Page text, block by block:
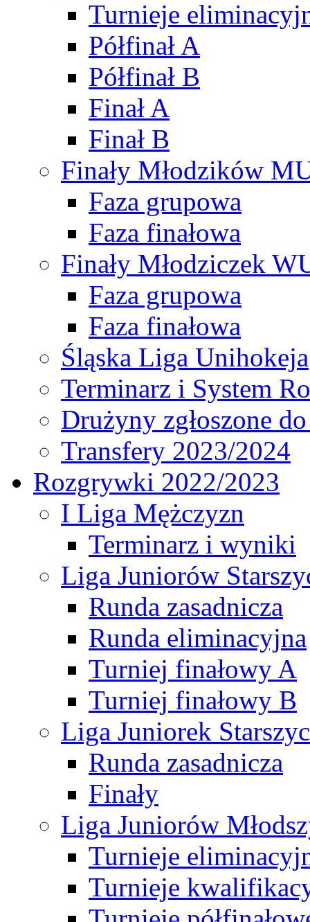
Turnieje
Półfinał A
Półfinał B
Finał A
Finał B
Finały Młodzików
Faza grupowa
Faza finałowa
Finały Młodziczek
Faza grupowa
Faza finałowa
Śląska Liga Unihokeja
Terminarz i System
Drużyny zgłoszone
Transfery 2023/2024
Rozgrywki 2022/2023
I Liga Mężczyzn
Terminarz i wyniki
Liga Juniorów
Runda zasadnicza
Runda eliminacyjna
Turniej finałowy A
Turniej finałowy B
Liga Juniorek
Runda zasadnicza
Finały
Liga Juniorów
Turnieje
Turnieje